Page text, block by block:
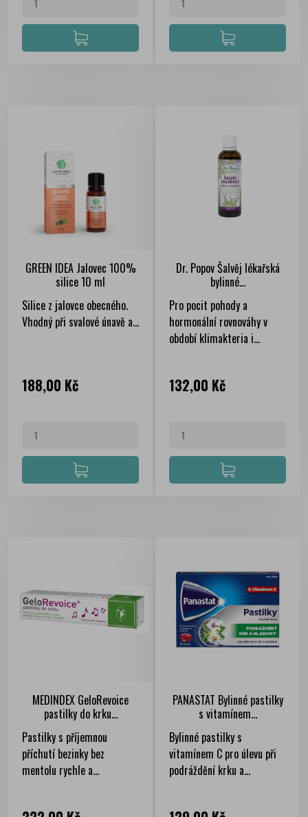
GREEN IDEA Jalovec 100%
silice 10 ml
Silice z jalovce obecného.
Vhodný při svalové únavě a...
Cena
188,00 Kč
Dr. Popov Šalvěj lékařská
bylinné...
Pro pocit pohody a
hormonální rovnováhy v
období klimakteria i...
Cena
132,00 Kč
MEDINDEX GeloRevoice
pastilky do krku...
Pastilky s příjemnou
příchutí bezinky bez
mentolu rychle a...
PANASTAT Bylinné pastilky
s vitamínem...
Bylinné pastilky s
vitamínem C pro úlevu při
podráždění krku a...